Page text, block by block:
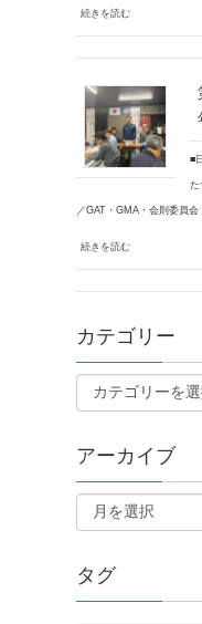
続きを読む
■
た
／GAT・GMA・会則委員
続きを読む
カテゴリー
アーカイブ
タグ